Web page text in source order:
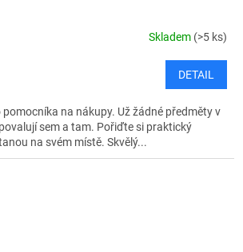
Skladem (>5 ks)
DETAIL
na nákupy. Už žádné předměty v
sem a tam. Pořiďte si praktický
na svém místě. Skvělý...